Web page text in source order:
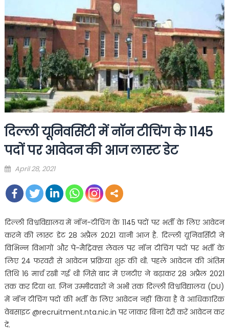
दिल्ली यूनिवर्सिटी में नॉन टीचिंग के 1145
पदों पर आवेदन की आज लास्ट डेट
Posted
April 28, 2021
दिल्ली विश्वविद्यालय में नॉन-टीचिंग के 1145 पदों पर भर्ती के लिए आवेदन
करने की लास्ट डेट 28 अप्रैल 2021 यानी आज है. दिल्ली यूनिवर्सिटी ने
विभिन्न विभागों और पे-मैट्रिक्स लेवल पर नॉन टीचिंग पदों पर भर्ती के
लिए 24 फरवरी से आवेदन प्रक्रिया शुरू की थी. पहले आवेदन की अंतिम
तिथि 16 मार्च रखी गई थी जिसे बाद में एनटीए ने बढ़ाकर 28 अप्रैल 2021
तक कर दिया था. जिन उम्मीदवारों ने अभी तक दिल्ली विश्वविद्यालय (DU)
में नॉन टीचिंग पदों की भर्ती के लिए आवेदन नहीं किया है वे आधिकारिक
वेबसाइट @recruitment.nta.nic.in पर जाकर बिना देरी करें आवेदन कर
दें.